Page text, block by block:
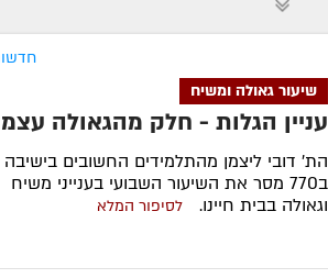
שיעור גאולה ומשיח
עניין הגלות - חלק מהגאולה
הת' דובי ליצמן מהתלמידים החשובים בישיבה
ב770 מסר את השיעור השבועי בענייני משיח
וגאולה בבית חיינו.
לסיפור המלא